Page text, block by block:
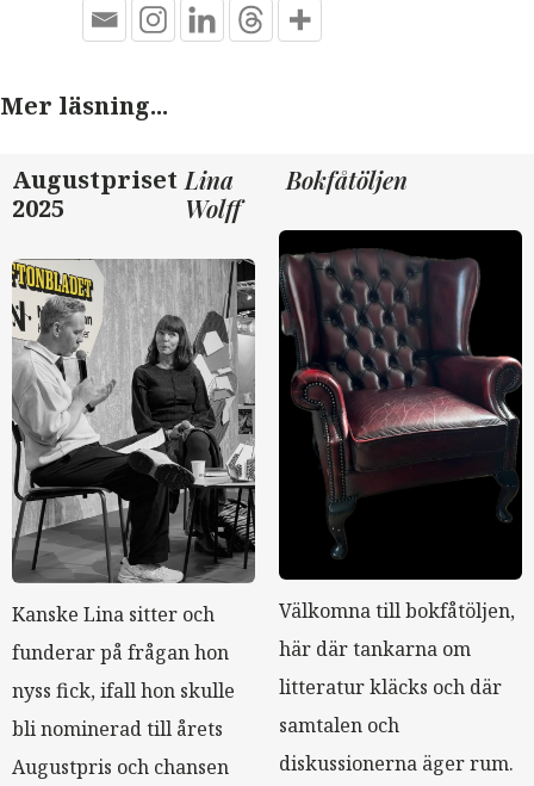
Mer läsning...
Augustpriset
2025
Lina
Wolff
Kanske Lina sitter och
funderar på frågan hon
nyss fick, ifall hon skulle
bli nominerad till årets
Augustpris och chansen
Bokfåtöljen
Välkomna till bokfåtöljen,
här där tankarna om
litteratur kläcks och där
samtalen och
diskussionerna äger rum.